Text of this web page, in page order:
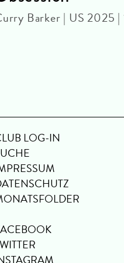
Barker | US 2025
LOG-IN